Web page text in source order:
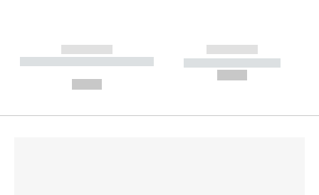
------------
----------- ----------- --------
------------
----------- -----------